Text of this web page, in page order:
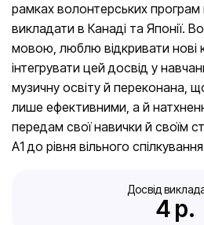
рамках волонтерських
викладати в Канаді та Японії.
мовою, люблю відкривати нові
інтегрувати цей досвід у
музичну освіту й переконана,
лише ефективними, а й
передам свої навички й своїм
А1 до рівня вільного
Досвід
4 р.